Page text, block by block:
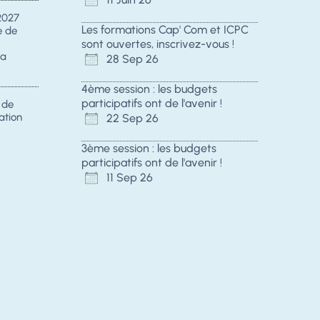
de
de
Les formations Cap' Com et ICPC
sont ouvertes, inscrivez-vous !
28 Sep 26
4ème session : les budgets
participatifs ont de l'avenir !
22 Sep 26
3ème session : les budgets
participatifs ont de l'avenir !
11 Sep 26